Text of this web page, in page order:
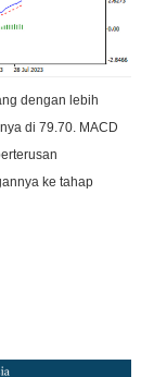
dengan lebih
di 79.70. MACD
ke tahap